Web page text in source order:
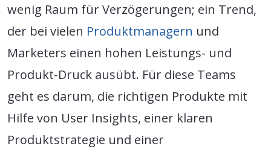
wenig Raum für Verzögerungen; ein Trend,
der bei vielen Produktmanagern und
Marketers einen hohen Leistungs- und
Produkt-Druck ausübt. Für diese Teams
geht es darum, die richtigen Produkte mit
Hilfe von User Insights, einer klaren
Produktstrategie und einer